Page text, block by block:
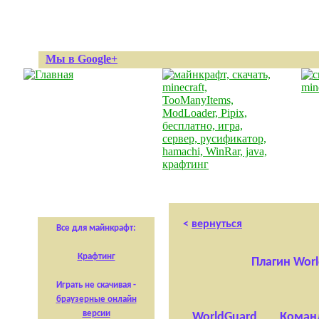
Мы в Google+
Все для майнкрафт:
Крафтинг
Играть не скачивая -
браузерные онлайн
версии
< вернуться
Плагин